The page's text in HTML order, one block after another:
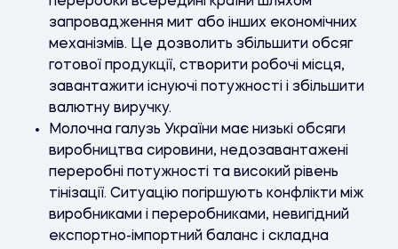
запровадження мит або інших економічних
механізмів. Це дозволить збільшити обсяг
готової продукції, створити робочі місця,
завантажити існуючі потужності і збільшити
валютну виручку.
Молочна галузь України має низькі обсяги
виробництва сировини, недозавантажені
переробні потужності та високий рівень
тінізації. Ситуацію погіршують конфлікти між
виробниками і переробниками, невигідний
експортно-імпортний баланс і складна